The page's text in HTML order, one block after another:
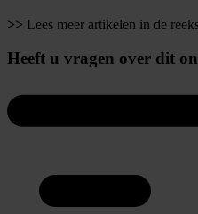
>> Lees meer artikelen in de
Heeft u vragen over dit